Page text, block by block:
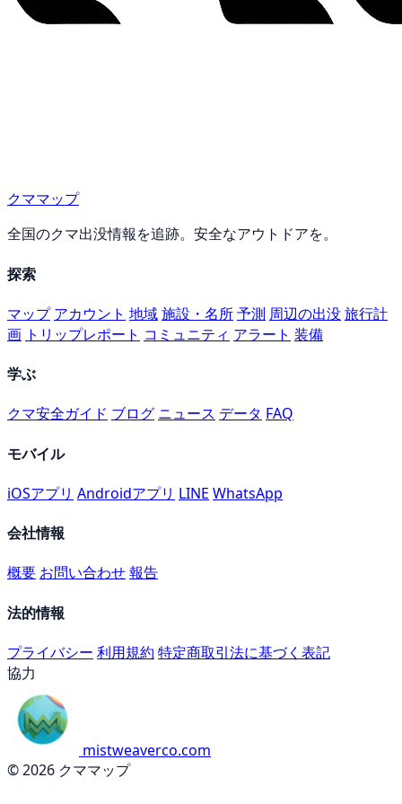
クママップ
全国のクマ出没情報を追跡。安全なアウトドアを。
探索
マップ アカウント 地域施設・名所予測 周辺の出没旅行計
画 トリップレポート コミュニティ アラート 装備
学ぶ
クマ安全ガイド ブログ ニュース データ FAQ
モバイル
iOSアプリ Androidアプリ LINE WhatsApp
会社情報
概要 お問い合わせ報告
法的情報
プライバシー 利用規約 特定商取引法に基づく表記
協力
mistweaverco.com
© 2026 クママップ